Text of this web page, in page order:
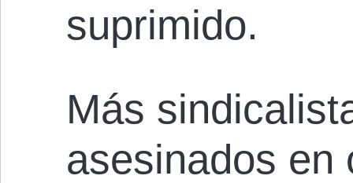
suprimido.
Más
asesinados en